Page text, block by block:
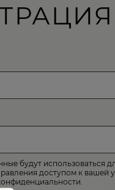
будут использоваться
доступом к вашей
.